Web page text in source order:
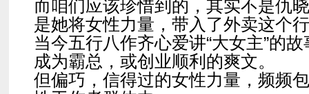
而咱们应该珍惜到的，其实不是仇
是她将女性力量，带入了外卖这个
当今五行八作齐心爱讲“大女主”的故
成为霸总，或创业顺利的爽文。
但偏巧，信得过的女性力量，频频